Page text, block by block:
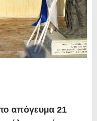
απόγευμα 21